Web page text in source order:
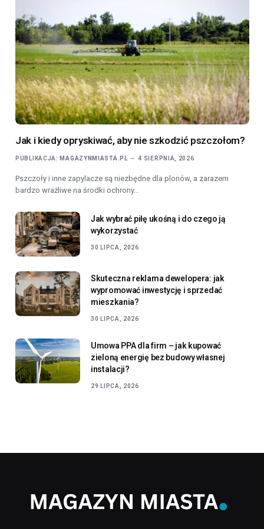
Jak i kiedy opryskiwać, aby nie szkodzić pszczołom?
PUBLIKACJA: MAGAZYNMIASTA.PL 4 SIERPNIA, 2026
Pszczoły i inne zapylacze są niezbędne dla plonów, a zarazem
bardzo wrażliwe na środki ochrony…
Jak wybrać piłę ukośną i do czego ją
wykorzystać
30 LIPCA, 2026
Skuteczna reklama dewelopera: jak
wypromować inwestycję i sprzedać
mieszkania?
30 LIPCA, 2026
Umowa PPA dla firm – jak kupować
zieloną energię bez budowy własnej
instalacji?
29 LIPCA, 2026